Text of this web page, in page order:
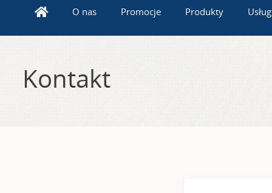
O nas Promocje Produkty
Kontakt